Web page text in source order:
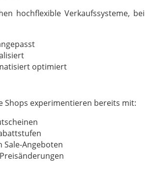
hochflexible Verkaufssysteme, bei
optimiert
Shops experimentieren bereits mit:
Angeboten